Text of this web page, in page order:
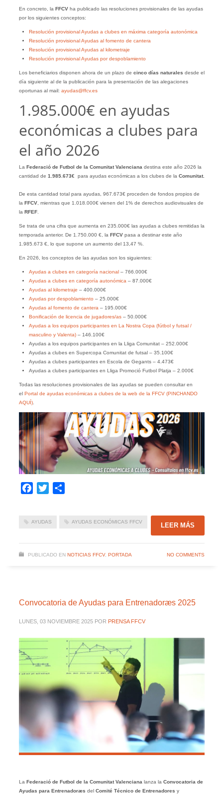
En concreto, la FFCVha publicado las resoluciones provisionales de las ayudas
por los siguientes conceptos:
Resolución provisional Ayudas a clubes en máxima categoría autonómica
Resolución provisional Ayudas al fomento de cantera
Resolución provisional Ayudas al kilometraje
Resolución provisional Ayudas por despoblamiento
Los beneficiarios disponen ahora de un plazo de cinco días naturales desde el
día siguiente al de la publicación para la presentación de las alegaciones
oportunas al mail: ayudas@ffcv.es
1.985.000€ en ayudas
económicas a clubes para
el año 2026
La Federació de Futbol de la Comunitat Valenciana destina este año 2026 la
cantidad de 1.985.673€ para ayudas económicas a los clubes de la Comunitat.
De esta cantidad total para ayudas, 967.673€ proceden de fondos propios de
la FFCV, mientras que 1.018.000€ vienen del 1% de derechos audiovisuales de
la RFEF.
Se trata de una cifra que aumenta en 235.000€ las ayudas a clubes remitidas la
temporada anterior. De 1.750.000 €, la FFCVpasa a destinar este año
1.985.673 €, lo que supone un aumento del 13,47 %.
En 2026, los conceptos de las ayudas son los siguientes:
Ayudas a clubes en categoría nacional– 766.000€
Ayudas a clubes en categoría autonómica – 87.000€
Ayudas al kilometraje – 400.000€
Ayudas por despoblamiento– 25.000€
Ayudas al fomento de cantera – 195.000€
Bonificación de licencia de jugadores/as– 50.000€
Ayudas a los equipos participantes en La Nostra Copa (fútbol y futsal /
masculino y Valenta)– 146.100€
Ayudas a los equipos participantes en la Lliga Comunitat – 252.000€
Ayudas a clubes en Supercopa Comunitat de futsal – 35.100€
Ayudas a clubes participantes en Escola de Gegants – 4.473€
Ayudas a clubes participantes en Lliga Promoció Futbol Platja – 2.000€
Todas las resoluciones provisionales de las ayudas se pueden consultar en
el Portal de ayudas económicas a clubes de la web de la FFCV (PINCHANDO
AQUÍ).
Facebook
Twitter
AYUDAS AYUDAS ECONÓMICAS FFCV LEER MÁS
PUBLICADO EN NOTICIAS FFCV, PORTADA NO COMMENTS
Convocatoria de Ayudas para Entrenadoræs 2025
LUNES, 03 NOVIEMBRE 2025 POR PRENSA FFCV
La Federació de Futbol de la Comunitat Valenciana lanza la Convocatoria de
Ayudas para Entrenadoræs del Comité Técnico de Entrenadores y